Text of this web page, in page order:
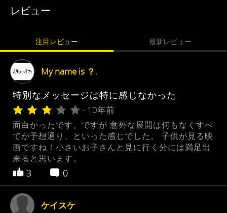
レビュー
注目レビュー 最新レビュー
My name is ？.
特別なメッセージは特に感じなかった
- 10年前
面白かったです。ですが 意外な展開は何もなくすべ
てが予想通り、といった感じでした。 子供が見る映
画ですね！小さいお子さんと見に行く分には満足出
来ると思います。
3 0
ケイスケ